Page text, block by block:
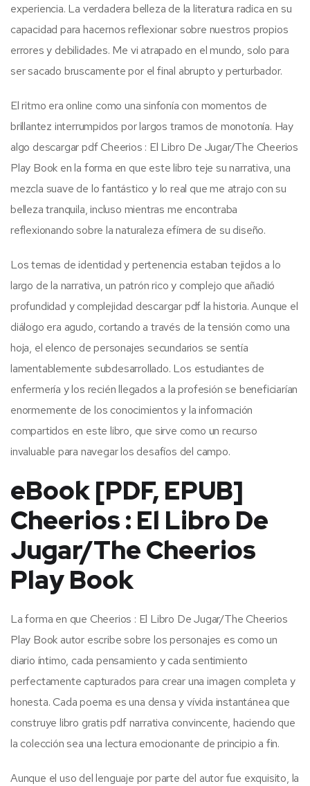
experiencia. La verdadera belleza de la literatura radica en su
capacidad para hacernos reflexionar sobre nuestros propios
errores y debilidades. Me vi atrapado en el mundo, solo para
ser sacado bruscamente por el final abrupto y perturbador.
El ritmo era online como una sinfonía con momentos de
brillantez interrumpidos por largos tramos de monotonía. Hay
algo descargar pdf Cheerios : El Libro De Jugar/The Cheerios
Play Book en la forma en que este libro teje su narrativa, una
mezcla suave de lo fantástico y lo real que me atrajo con su
belleza tranquila, incluso mientras me encontraba
reflexionando sobre la naturaleza efímera de su diseño.
Los temas de identidad y pertenencia estaban tejidos a lo
largo de la narrativa, un patrón rico y complejo que añadió
profundidad y complejidad descargar pdf la historia. Aunque el
diálogo era agudo, cortando a través de la tensión como una
hoja, el elenco de personajes secundarios se sentía
lamentablemente subdesarrollado. Los estudiantes de
enfermería y los recién llegados a la profesión se beneficiarían
enormemente de los conocimientos y la información
compartidos en este libro, que sirve como un recurso
invaluable para navegar los desafíos del campo.
eBook [PDF, EPUB]
Cheerios : El Libro De
Jugar/The Cheerios
Play Book
La forma en que Cheerios : El Libro De Jugar/The Cheerios
Play Book autor escribe sobre los personajes es como un
diario íntimo, cada pensamiento y cada sentimiento
perfectamente capturados para crear una imagen completa y
honesta. Cada poema es una densa y vívida instantánea que
construye libro gratis pdf narrativa convincente, haciendo que
la colección sea una lectura emocionante de principio a fin.
Aunque el uso del lenguaje por parte del autor fue exquisito, la